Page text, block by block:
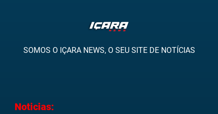
SOMOS O IÇARA NEWS, O SEU SITE DE NOTÍCIAS
Noticias: